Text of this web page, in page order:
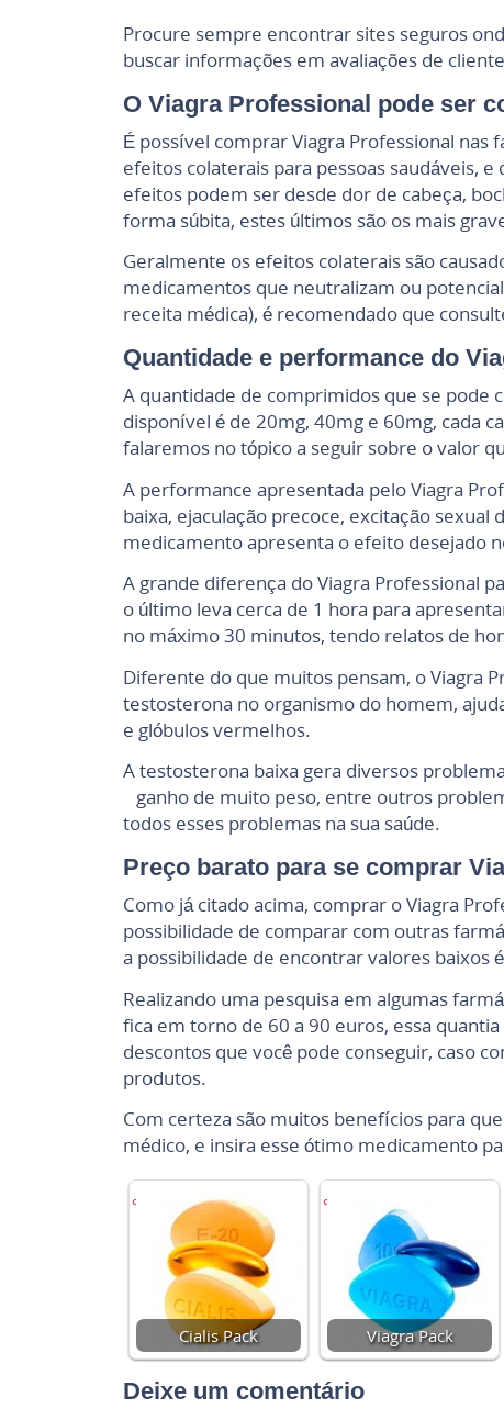
Procure sempre encontrar sites seguros
buscar informações em avaliações de
O Viagra Professional pode ser
É possível comprar Viagra Professional
efeitos colaterais para pessoas saudáveis,
efeitos podem ser desde dor de cabeça,
forma súbita, estes últimos são os mais
Geralmente os efeitos colaterais são
medicamentos que neutralizam ou
receita médica), é recomendado que
Quantidade e performance do
A quantidade de comprimidos que se pode
disponível é de 20mg, 40mg e 60mg, cada
falaremos no tópico a seguir sobre o valor
A performance apresentada pelo Viagra
baixa, ejaculação precoce, excitação
medicamento apresenta o efeito desejado
A grande diferença do Viagra Professional
o último leva cerca de 1 hora para
no máximo 30 minutos, tendo relatos de
Diferente do que muitos pensam, o Viagra
testosterona no organismo do homem,
e glóbulos vermelhos.
A testosterona baixa gera diversos
ganho de muito peso, entre outros
todos esses problemas na sua saúde.
Preço barato para se comprar
Como já citado acima, comprar o Viagra
possibilidade de comparar com outras
a possibilidade de encontrar valores baixos
Realizando uma pesquisa em algumas
fica em torno de 60 a 90 euros, essa
descontos que você pode conseguir, caso
produtos.
Com certeza são muitos benefícios para
médico, e insira esse ótimo medicamento
Cialis Pack Viagra Pack
Deixe um comentário